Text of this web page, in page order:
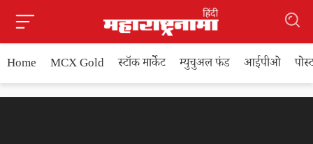
Home MCX Gold स्टॉक मार्केट म्युचुअल फंड आईपीओ